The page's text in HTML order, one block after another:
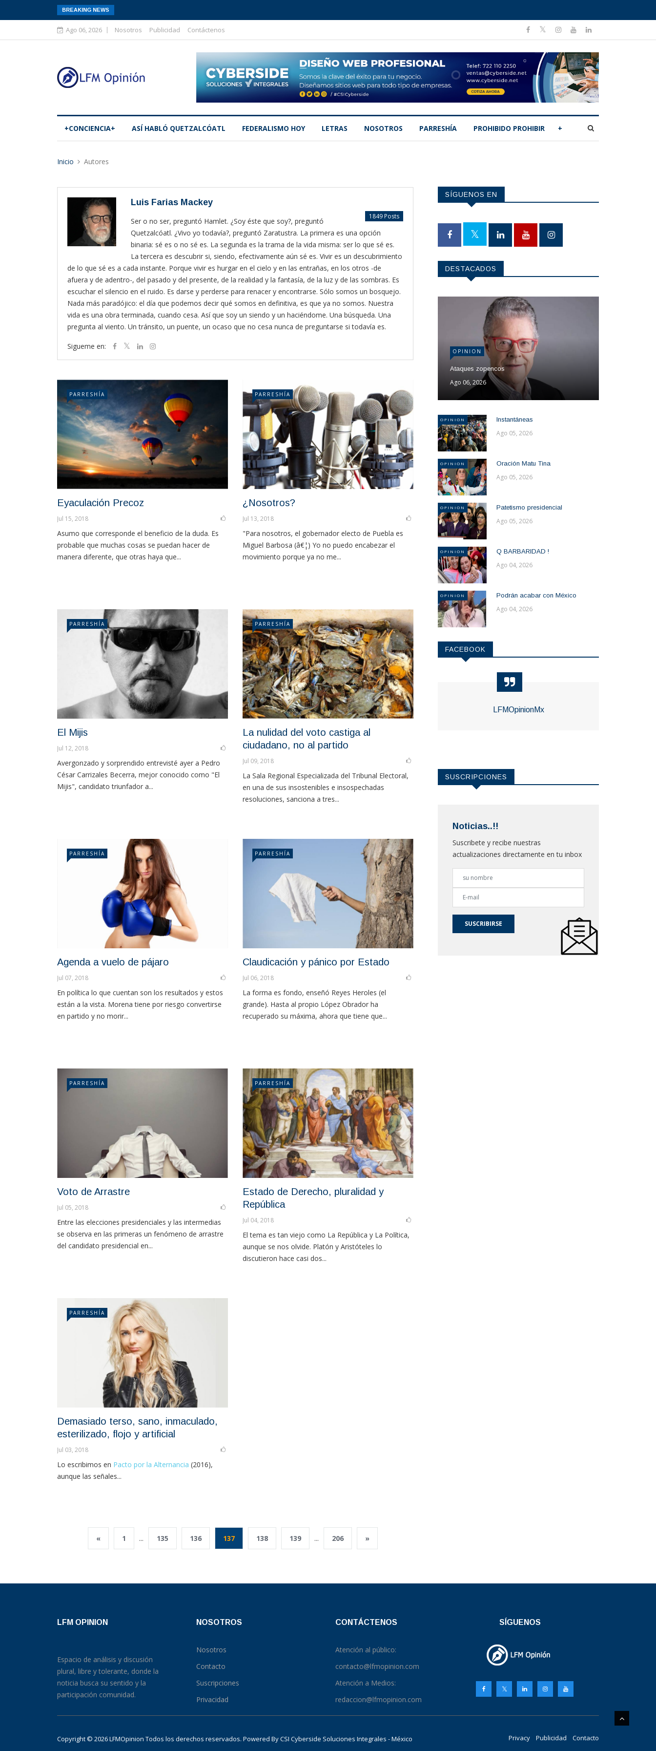
BREAKING NEWS
Ago 06, 2026 Nosotros Publicidad Contáctenos
+CONCIENCIA+ ASÍ­ HABLÓ QUETZALCÓATL FEDERALISMO HOY LETRAS NOSOTROS PARRESHÍA PROHIBIDO PROHIBIR +
Inicio Autores
Luis Farias Mackey
1849 Posts
Ser o no ser, preguntó Hamlet. ¿Soy éste que soy?, preguntó
Quetzalcóatl. ¿Vivo yo todavía?, preguntó Zaratustra. La primera es una opción
binaria: sé es o no sé es. La segunda es la trama de la vida misma: ser lo que sé es.
La tercera es descubrir si, siendo, efectivamente aún sé es. Vivir es un descubrimiento
de lo que sé es a cada instante. Porque vivir es hurgar en el cielo y en las entrañas, en los otros -de
afuera y de adentro-, del pasado y del presente, de la realidad y la fantasía, de la luz y de las sombras. Es
escuchar el silencio en el ruido. Es darse y perderse para renacer y encontrarse. Sólo somos un bosquejo.
Nada más paradójico: el día que podemos decir qué somos en definitiva, es que ya no somos. Nuestra
vida es una obra terminada, cuando cesa. Así que soy un siendo y un haciéndome. Una búsqueda. Una
pregunta al viento. Un tránsito, un puente, un ocaso que no cesa nunca de preguntarse si todavía es.
Sigueme en:
PARRESHÍA
Eyaculación Precoz
Jul 15, 2018
Asumo que corresponde el beneficio de la duda. Es
probable que muchas cosas se puedan hacer de
manera diferente, que otras haya que...
PARRESHÍA
¿Nosotros?
Jul 13, 2018
"Para nosotros, el gobernador electo de Puebla es
Miguel Barbosa (â€¦) Yo no puedo encabezar el
movimiento porque ya no me...
PARRESHÍA
El Mijis
Jul 12, 2018
Avergonzado y sorprendido entrevisté ayer a Pedro
César Carrizales Becerra, mejor conocido como "El
Mijis", candidato triunfador a...
PARRESHÍA
La nulidad del voto castiga al
ciudadano, no al partido
Jul 09, 2018
La Sala Regional Especializada del Tribunal Electoral,
en una de sus insostenibles e insospechadas
resoluciones, sanciona a tres...
PARRESHÍA
Agenda a vuelo de pájaro
Jul 07, 2018
En política lo que cuentan son los resultados y estos
están a la vista. Morena tiene por riesgo convertirse
en partido y no morir...
PARRESHÍA
Claudicación y pánico por Estado
Jul 06, 2018
La forma es fondo, enseñó Reyes Heroles (el
grande). Hasta al propio López Obrador ha
recuperado su máxima, ahora que tiene que...
PARRESHÍA
Voto de Arrastre
Jul 05, 2018
Entre las elecciones presidenciales y las intermedias
se observa en las primeras un fenómeno de arrastre
del candidato presidencial en...
PARRESHÍA
Estado de Derecho, pluralidad y
República
Jul 04, 2018
El tema es tan viejo como La República y La Política,
aunque se nos olvide. Platón y Aristóteles lo
discutieron hace casi dos...
PARRESHÍA
Demasiado terso, sano, inmaculado,
esterilizado, flojo y artificial
Jul 03, 2018
Lo escribimos en Pacto por la Alternancia (2016),
aunque las señales...
« 1 ... 135 136 137 138 139 ... 206 »
SÍGUENOS EN
DESTACADOS
OPINION
Ataques zopencos
Ago 06, 2026
OPINION Instantáneas
Ago 05, 2026
OPINION Oración Matu Tina
Ago 05, 2026
OPINION Patetismo presidencial
Ago 05, 2026
OPINION Q BARBARIDAD !
Ago 04, 2026
OPINION Podrán acabar con México
Ago 04, 2026
FACEBOOK
LFMOpinionMx
SUSCRIPCIONES
Noticias..!!
Suscribete y recibe nuestras
actualizaciones directamente en tu inbox
SUSCRIBIRSE
LFM OPINION
Espacio de análisis y discusión
plural, libre y tolerante, donde la
noticia busca su sentido y la
participación comunidad.
NOSOTROS
Nosotros
Contacto
Suscripciones
Privacidad
CONTÁCTENOS
Atención al público:
contacto@lfmopinion.com
Atención a Medios:
redaccion@lfmopinion.com
SÍGUENOS
Copyright © 2026 LFMOpinion Todos los derechos reservados. Powered ByCSI Cyberside Soluciones Integrales - México Privacy Publicidad Contacto